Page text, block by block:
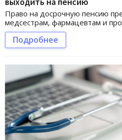
Право на досрочную пенсию
медсестрам, фармацевтам и
Подробнее